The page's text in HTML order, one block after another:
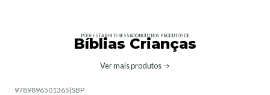
PODE ESTAR INTERESSADO NOUTROS PRODUTOS DE
Bíblias Crianças
Ver mais produtos
9789896501365 |SBP